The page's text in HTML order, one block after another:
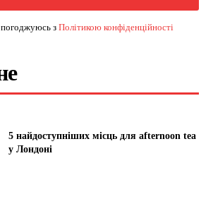
з Політикою конфіденційності
5 найдоступніших місць для afternoon tea
у Лондоні